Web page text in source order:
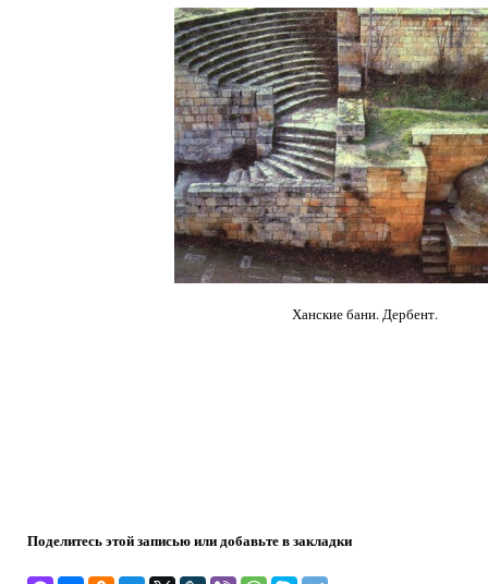
Ханские бани. Дербент.
Поделитесь этой записью или добавьте в закладки